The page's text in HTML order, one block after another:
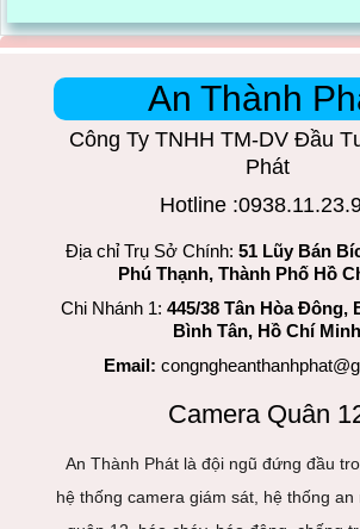
trình đóng gói cũng được ghi lại một cách dễ
An Thành
Công Ty TNHH TM-DV Đầu
Phát
Hotline
Địa chỉ Trụ Sở Chính: 51 Lũy Bán
Phú Thạnh, Thành Phố Hồ
Chi Nhánh 1: 445/38 Tân Hòa Đông,
Bình Tân, Hồ Chí Minh
Email:
Camera Quân
An Thành Phát là đội ngũ đứng đầu
hệ thống camera giám sát, hệ thống